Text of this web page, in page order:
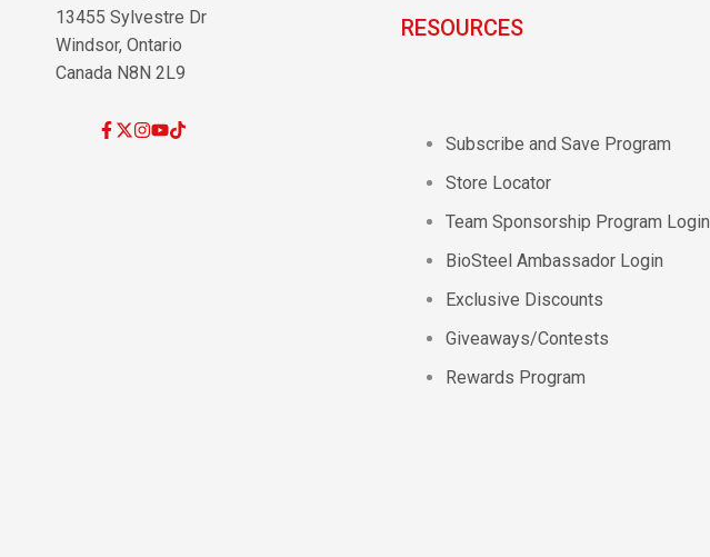
13455 Sylvestre Dr
Windsor, Ontario
Canada N8N 2L9
Facebook
Twitter
Instagram
YouTube
TikTok
RESOURCES
Subscribe and Save Program
Store Locator
Team Sponsorship Program Login
BioSteel Ambassador Login
Exclusive Discounts
Giveaways/Contests
Rewards Program